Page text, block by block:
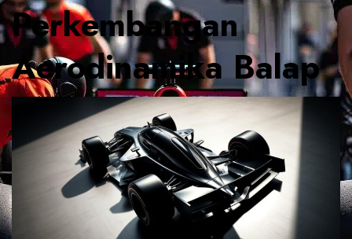
Perkembangan
Aerodinamika Balap